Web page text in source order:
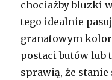
chociażby bluzki
tego idealnie
granatowym
postaci butów lub
sprawią, że stanie